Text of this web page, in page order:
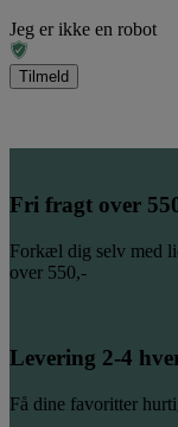
Jeg er ikke en robot
Fri fragt over
Forkæl dig selv med
over 550,-
Levering 2-4
Få dine favoritter